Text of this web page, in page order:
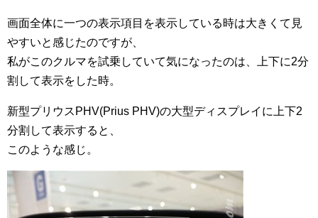
画面全体に一つの表示項目を表示している時は大きくて見
やすいと感じたのですが、
私がこのクルマを試乗していて気になったのは、上下に2分
割して表示をした時。
新型プリウスPHV(Prius PHV)の大型ディスプレイに上下2
分割して表示すると、
このような感じ。